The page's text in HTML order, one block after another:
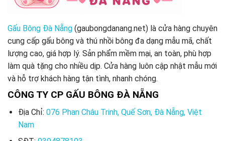
Gấu Bông Đà Nẵng (gaubongdanang.net) là cửa hàng chuyên
cung cấp gấu bông và thú nhồi bông đa dạng mẫu mã, chất
lượng cao, giá hợp lý. Sản phẩm mềm mại, an toàn, phù hợp
làm quà tặng cho nhiều dịp. Cửa hàng luôn cập nhật mẫu mới
và hỗ trợ khách hàng tận tình, nhanh chóng.
CÔNG TY CP GẤU BÔNG ĐÀ NẴNG
Địa Chỉ: 076 Phan Châu Trinh, Quế Sơn, Đà Nẵng, Việt
Nam